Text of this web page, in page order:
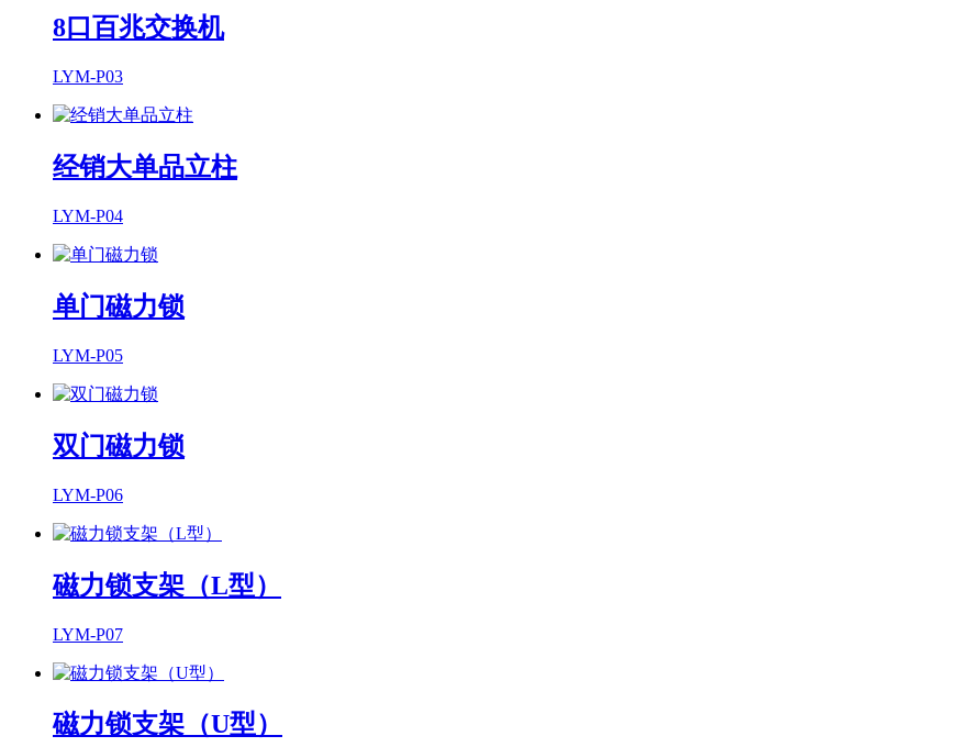
8口百兆交换机
LYM-P03
经销大单品立柱
LYM-P04
单门磁力锁
LYM-P05
双门磁力锁
LYM-P06
磁力锁支架（L型）
LYM-P07
磁力锁支架（U型）